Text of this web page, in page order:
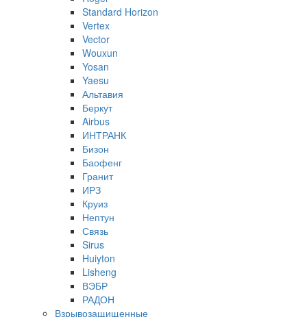
Standard Horizon
Vertex
Vector
Wouxun
Yosan
Yaesu
Альтавия
Беркут
Airbus
ИНТРАНК
Бизон
Баофенг
Гранит
ИРЗ
Круиз
Нептун
Связь
Sirus
Huiyton
Lisheng
ВЭБР
РАДОН
Взрывозащищенные